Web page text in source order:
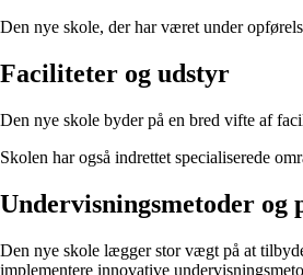
Den nye skole, der har været under
Faciliteter og udstyr
Den nye skole byder på en bred vifte af
Skolen har også indrettet specialiserede
Undervisningsmetoder og
Den nye skole lægger stor vægt på at
implementere innovative